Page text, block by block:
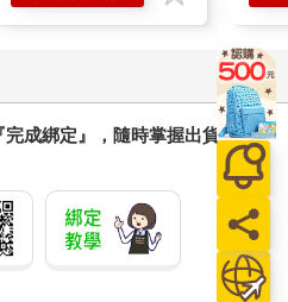
成綁定』，隨時掌握出貨動